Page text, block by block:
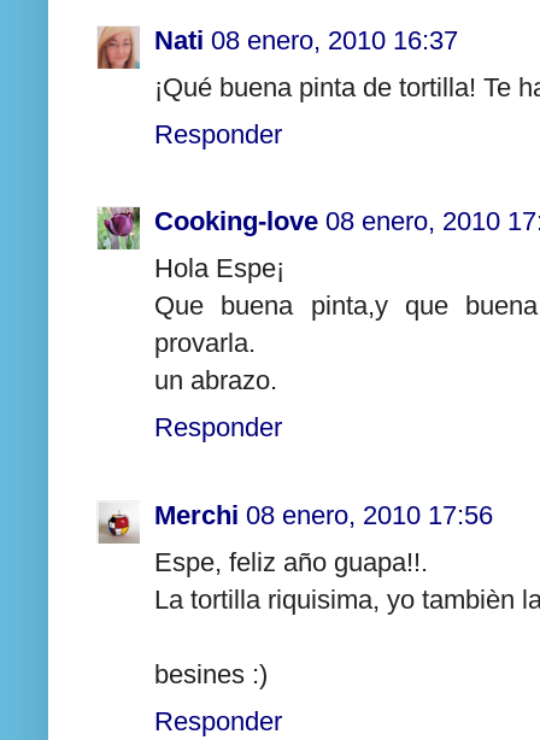
Nati 08 enero, 2010 16:37
¡Qué buena pinta de tortilla! Te
Responder
Cooking-love 08 enero, 2010
Hola Espe¡
Que buena pinta,y que
provarla.
un abrazo.
Responder
Merchi 08 enero, 2010 17:56
Espe, feliz año guapa!!.
La tortilla riquisima, yo tambièn
besines :)
Responder